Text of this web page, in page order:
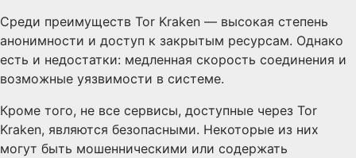
Среди преимуществ Tor Kraken — высокая степень
анонимности и доступ к закрытым ресурсам. Однако
есть и недостатки: медленная скорость соединения и
возможные уязвимости в системе.
Кроме того, не все сервисы, доступные через Tor
Kraken, являются безопасными. Некоторые из них
могут быть мошенническими или содержать